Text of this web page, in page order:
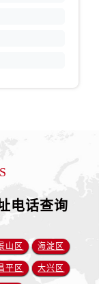
电话查询
山区 海淀区
平区 大兴区